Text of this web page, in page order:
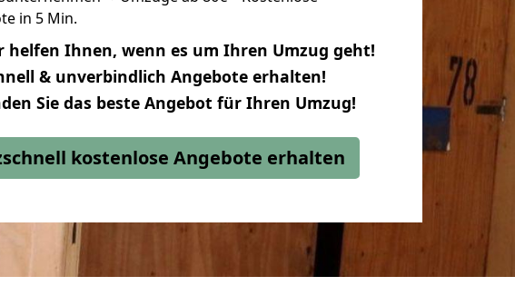
in 5 Min.
helfen Ihnen, wenn es um Ihren Umzug geht!
& unverbindlich Angebote erhalten!
Sie das beste Angebot für Ihren Umzug!
kostenlose Angebote erhalten